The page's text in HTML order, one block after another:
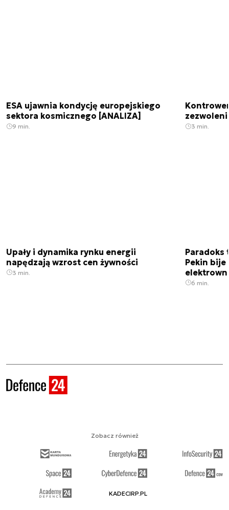
ESA ujawnia kondycję europejskiego
sektora kosmicznego [ANALIZA]
9 min. 3 min.
Upały i dynamika rynku energii
napędzają wzrost cen żywności
3 min.
Paradoks
Pekin bije
6 min.
Zobacz również
KADECIRP.PL